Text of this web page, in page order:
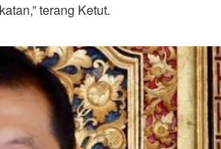
terang Ketut.